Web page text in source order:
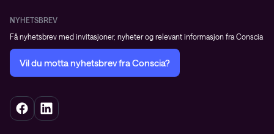
NYHETSBREV
Få nyhetsbrev med invitasjoner, nyheter og relevant informasjon fra Conscia
Vil du motta nyhetsbrev fra Conscia?